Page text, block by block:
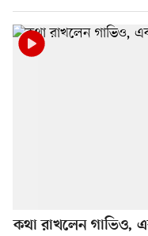
কথা রাখলেন গাভিও,